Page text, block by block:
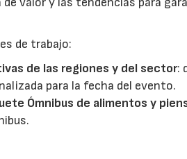
de trabajo:
de las regiones y del sector:
para la fecha del evento.
Ómnibus de alimentos y